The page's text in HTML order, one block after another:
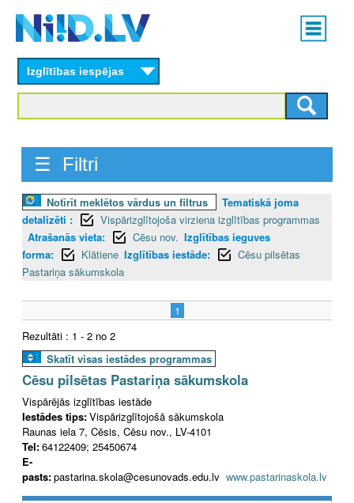
content
Main
menu
Izglītības iespējas
☰ Filtri
Notīrīt meklētos vārdus un filtrus
Tematiskā joma
detalizēti :
Vispārizglītojoša virziena izglītības programmas
Atrašanās vieta:
Cēsu nov. Izglītības ieguves
forma:
Klātiene Izglītības iestāde:
Cēsu pilsētas
Pastariņa sākumskola
1
Rezultāti : 1 - 2 no 2
Skatīt visas iestādes programmas
Cēsu pilsētas Pastariņa sākumskola
Vispārējās izglītības iestāde
Iestādes tips:Vispārizglītojošā sākumskola
Raunas iela 7, Cēsis, Cēsu nov., LV-4101
Tel:64122409; 25450674
E-
pasts:pastarina.skola@cesunovads.edu.lv www.pastarinaskola.lv